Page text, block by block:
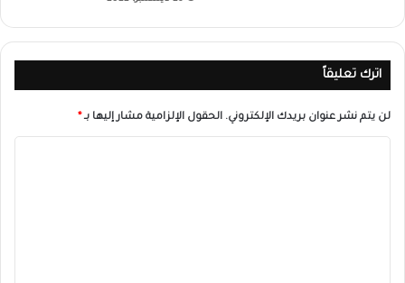
اترك تعليقاً
لن يتم نشر عنوان بريدك الإلكتروني. الحقول الإلزامية مشار إليها بـ*